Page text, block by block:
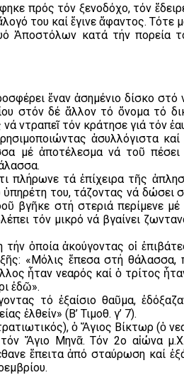
πρός τόν ξενοδόχο, τόν
του καί ἔγινε ἄφαντος.
Ἀποστόλων κατά τήν πορεία
ἕναν ἀσημένιο δίσκο
στόν δέ ἄλλον τό ὄνομα τό
ντραπεῖ τόν κράτησε γιά τόν
ἀσυλλόγιστα
μέ ἀποτέλεσμα νά τοῦ
πλήρωνε τά ἐπίχειρα τῆς
του, τάζοντας νά δώσει
βγῆκε στή στεριά περίμενε
τόν μικρό νά βγαίνει
ὁποία ἀκούγοντας οἱ
«Μόλις ἔπεσα στή
ἦταν νεαρός καί ὁ τρίτος
ἐδῶ».
τό ἐξαίσιο θαῦμα,
ἐλθείν» (Β’ Τιμοθ. γ’ 7).
ὁ Ἅγιος Βίκτωρ (ὁ
τόν Ἅγιο Μηνᾶ. Τόν 2ο αἰώνα
ἔπειτα ἀπό σταύρωση καί